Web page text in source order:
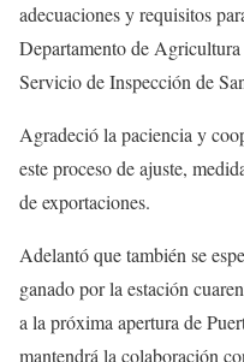
adecuaciones y requisitos
Departamento de
Servicio de Inspección de
Agradeció la paciencia y
este proceso de ajuste,
de exportaciones.
Adelantó que también se
ganado por la estación
a la próxima apertura de
mantendrá la colaboración